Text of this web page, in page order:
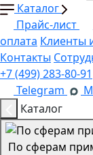
Каталог
Прайс-лист
оплата Клиенты
Контакты
+7 (499) 283-80-91
Telegram
Каталог
По сферам